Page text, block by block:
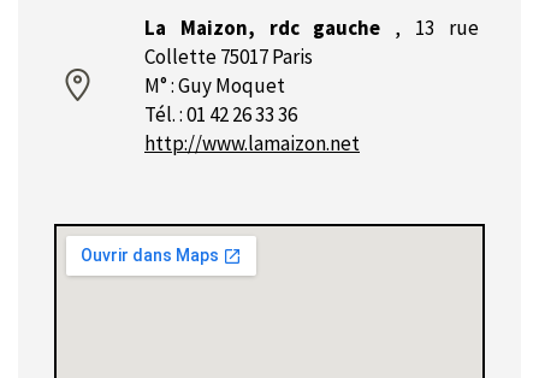
La Maizon, rdc gauche , 13 rue
Collette 75017 Paris
M° : Guy Moquet
Tél. : 01 42 26 33 36
http://www.lamaizon.net